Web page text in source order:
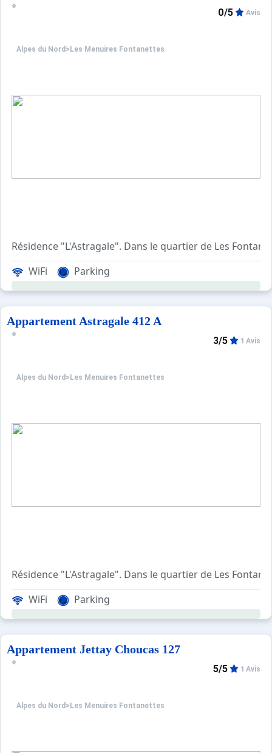
Alpes du Nord > Les Menuires Fontanettes
0/5 Avis
Résidence "L'Astragale". Dans le quartier de Les
WiFi
Parking
Appartement Astragale 412 A
Alpes du Nord > Les Menuires Fontanettes
3/5 1 Avis
Résidence "L'Astragale". Dans le quartier de Les
WiFi
Parking
Appartement Jettay Choucas 127
Alpes du Nord > Les Menuires Fontanettes
5/5 1 Avis